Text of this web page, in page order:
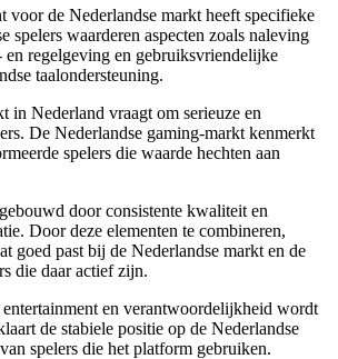
voor de Nederlandse markt heeft specifieke
spelers waarderen aspecten zoals naleving
en regelgeving en gebruiksvriendelijke
taalondersteuning.
in Nederland vraagt om serieuze en
De Nederlandse gaming-markt kenmerkt
spelers die waarde hechten aan
door consistente kwaliteit en
Door deze elementen te combineren,
goed past bij de Nederlandse markt en de
die daar actief zijn.
en verantwoordelijkheid wordt
de stabiele positie op de Nederlandse
spelers die het platform gebruiken.